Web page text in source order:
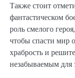
Также стоит
фантастическом
роль смелого
чтобы спасти мир
храбрость и
незабываемым для